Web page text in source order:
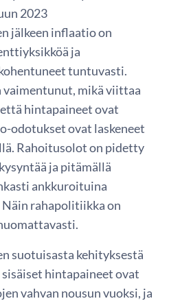
2023
jälkeen inflaatio on
ja
tuntuvasti.
mikä viittaa
hintapaineet ovat
odotukset ovat laskeneet
Rahoitusolot on pidetty
ja pitämällä
ankkuroituina
rahapolitiikka on
suotuisasta kehityksestä
hintapaineet ovat
vahvan nousun vuoksi, ja